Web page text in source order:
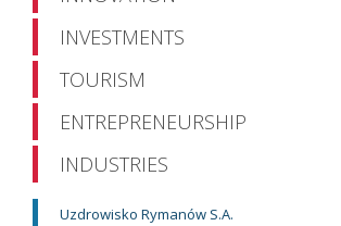
INVESTMENTS
TOURISM
ENTREPRENEURSHIP
INDUSTRIES
Uzdrowisko Rymanów S.A.